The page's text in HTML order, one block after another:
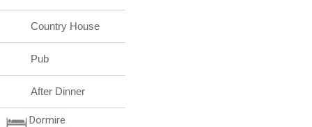
Country House
Pub
After Dinner
Dormire